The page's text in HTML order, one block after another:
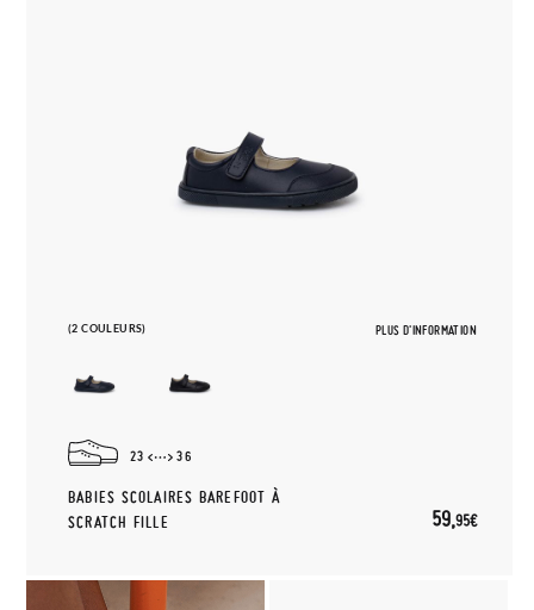
(2 COULEURS) PLUS D'INFORMATION
23 36
BABIES SCOLAIRES BAREFOOT À
SCRATCH FILLE
59,95€